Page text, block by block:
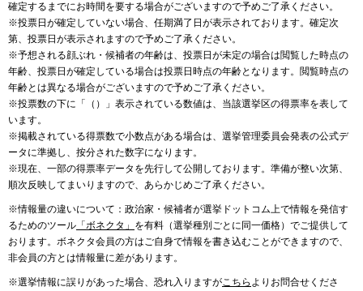
確定するまでにお時間を要する場合がございますので予めご了承ください。
※投票日が確定していない場合、任期満了日が表示されております。確定次
第、投票日が表示されますので予めご了承ください。
※予想される顔ぶれ・候補者の年齢は、投票日が未定の場合は閲覧した時点の
年齢、投票日が確定している場合は投票日時点の年齢となります。閲覧時点の
年齢とは異なる場合がございますので予めご了承ください。
※投票数の下に「（）」表示されている数値は、当該選挙区の得票率を表して
います。
※掲載されている得票数で小数点がある場合は、選挙管理委員会発表の公式デ
ータに準拠し、按分された数字になります。
※現在、一部の得票率データを先行して公開しております。準備が整い次第、
順次反映してまいりますので、あらかじめご了承ください。
※情報量の違いについて：政治家・候補者が選挙ドットコム上で情報を発信す
るためのツール 「ボネクタ」 を有料（選挙種別ごとに同一価格）でご提供して
おります。ボネクタ会員の方はご自身で情報を書き込むことができますので、
非会員の方とは情報量に差があります。
※選挙情報に誤りがあった場合、恐れ入りますがこちら よりお問合せくださ